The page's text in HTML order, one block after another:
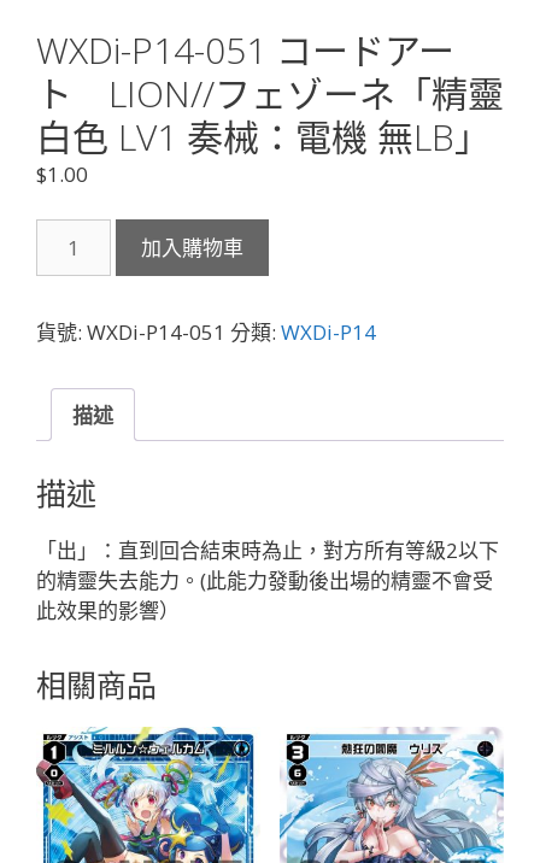
WXDi-P14-051 コードアー
ト LION//フェゾーネ「精靈
白色 LV1 奏械：電機 無LB」
$1.00
P14-
コ
ド
ー
ト
LION//
フ
ェ
ゾ
ー
「精
白
色
LV1
奏
加入購物車
貨號: WXDi-P14-051 分類: WXDi-P14
描述
描述
「出」：直到回合結束時為止，對方所有等級2以下
的精靈失去能力。(此能力發動後出場的精靈不會受
此效果的影響）
相關商品